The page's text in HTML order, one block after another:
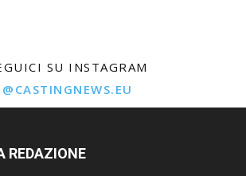
SU INSTAGRAM
@CASTINGNEWS.EU
REDAZIONE